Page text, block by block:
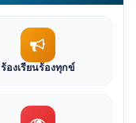
ร้องเรียนร้องทุกข์